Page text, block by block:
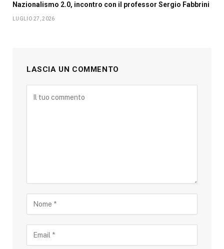
Nazionalismo 2.0, incontro con il professor Sergio Fabbrini
LUGLIO 27, 2026
LASCIA UN COMMENTO